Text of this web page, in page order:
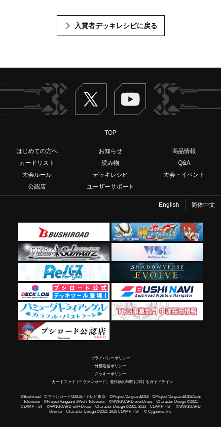
入賞者デッキレシピに戻る
Twitter ヴァンガードch
TOP
はじめての方へ お知らせ
商品情報
カードリスト
読み物
Q&A
大会ルール
デッキレシピ
大会・イベント
公認店
ユーザーサポート
English 简体中文
プライバシーポリシー
外部送信ポリシー
クッキーポリシー
「カードファイト!! ヴァンガード」著作物の利用に関するガイドライン
©Bushiroad ©ヴァンガードG2016／テレビ東京 ©Project Vanguard2018 ©Project Vanguard2019/Aichi
Television ©Project Vanguard if/Aichi Television ©VANGUARD overDress Character Design ©2021
CLAMP・ST ©VANGUARD will+Dress Character Design ©2021-2023 CLAMP・ST ©VANGUARD
Divinez Character Design ©2021-2026 CLAMP・ST © Cygames, Inc.